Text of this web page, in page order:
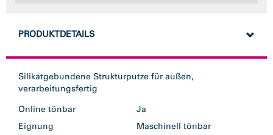
PRODUKTDETAILS
Silikatgebundene Strukturputze für außen,
verarbeitungsfertig
Online tönbar
Ja
Eignung
Maschinell tönbar